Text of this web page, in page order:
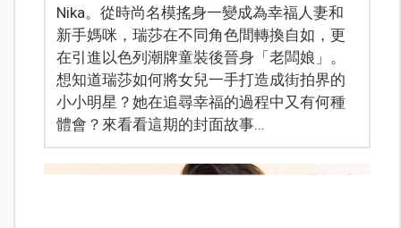
Nika。從時尚名模搖身一變成為幸福人妻和
新手媽咪，瑞莎在不同角色間轉換自如，更
在引進以色列潮牌童裝後晉身「老闆娘」。
想知道瑞莎如何將女兒一手打造成街拍界的
小小明星？她在追尋幸福的過程中又有何種
體會？來看看這期的封面故事…